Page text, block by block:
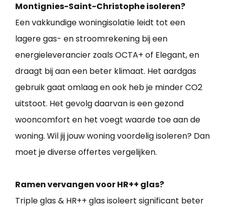
Montignies-Saint-Christophe isoleren?
Een vakkundige woningisolatie leidt tot een
lagere gas- en stroomrekening bij een
energieleverancier zoals OCTA+ of Elegant, en
draagt bij aan een beter klimaat. Het aardgas
gebruik gaat omlaag en ook heb je minder CO2
uitstoot. Het gevolg daarvan is een gezond
wooncomfort en het voegt waarde toe aan de
woning. Wil jij jouw woning voordelig isoleren? Dan
moet je diverse offertes vergelijken.
Ramen vervangen voor HR++ glas?
Triple glas & HR++ glas isoleert significant beter